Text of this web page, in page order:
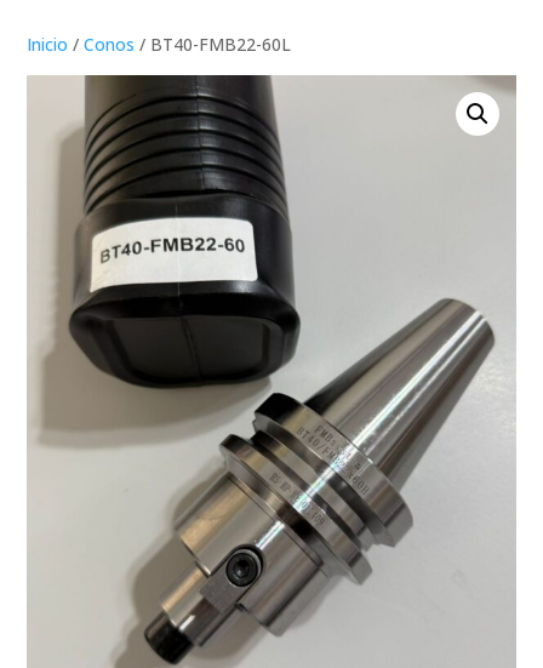
Inicio /Conos / BT40-FMB22-60L